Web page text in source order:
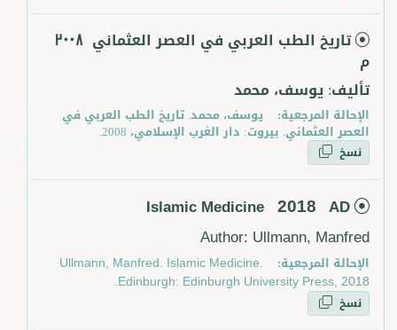
تاريخ الطب العربي في العصر العثماني 2008
م
تأليف: يوسف، محمد
الإحالة المرجعية: يوسف، محمد. تاريخ الطب العربي في
العصر العثماني. بيروت: دار الغرب الإسلامي، 2008.
نسخ
Islamic Medicine 2018
AD
Author: Ullmann, Manfred
الإحالة المرجعية:
Ullmann, Manfred. Islamic Medicine.
Edinburgh: Edinburgh University Press, 2018.
نسخ